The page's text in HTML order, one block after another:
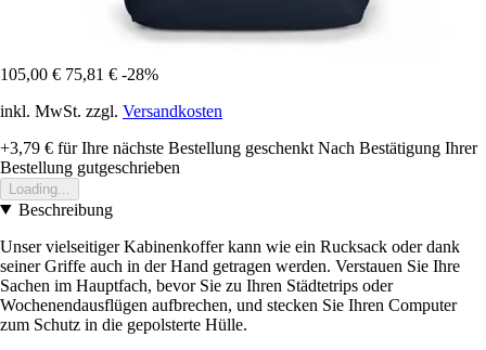
105,00 € 75,81 € -28%
inkl. MwSt. zzgl. Versandkosten
+3,79 € für Ihre nächste Bestellung geschenkt Nach Bestätigung Ihrer
Bestellung gutgeschrieben
Loading...
Beschreibung
Unser vielseitiger Kabinenkoffer kann wie ein Rucksack oder dank
seiner Griffe auch in der Hand getragen werden. Verstauen Sie Ihre
Sachen im Hauptfach, bevor Sie zu Ihren Städtetrips oder
Wochenendausflügen aufbrechen, und stecken Sie Ihren Computer
zum Schutz in die gepolsterte Hülle.